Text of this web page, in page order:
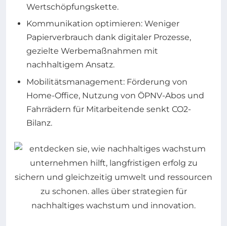
Wertschöpfungskette.
Kommunikation optimieren: Weniger
Papierverbrauch dank digitaler Prozesse,
gezielte Werbemaßnahmen mit
nachhaltigem Ansatz.
Mobilitätsmanagement: Förderung von
Home-Office, Nutzung von ÖPNV-Abos und
Fahrrädern für Mitarbeitende senkt CO2-
Bilanz.